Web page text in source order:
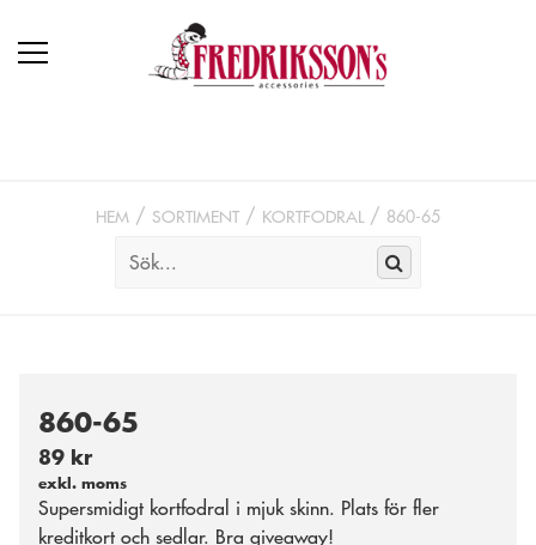
HEM SORTIMENT KORTFODRAL 860-65
860-65
89 kr
exkl. moms
Supersmidigt kortfodral i mjuk skinn. Plats för fler
kreditkort och sedlar. Bra giveaway!